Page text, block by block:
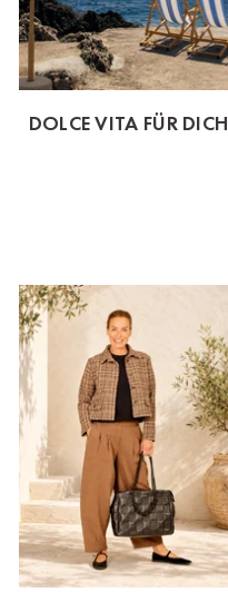
DOLCE VITA FÜR DICH